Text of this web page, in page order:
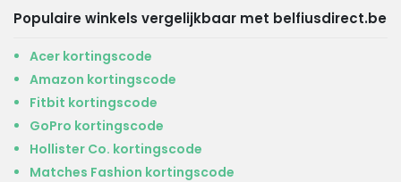
Populaire winkels vergelijkbaar met belfiusdirect.be
Acer kortingscode
Amazon kortingscode
Fitbit kortingscode
GoPro kortingscode
Hollister Co. kortingscode
Matches Fashion kortingscode